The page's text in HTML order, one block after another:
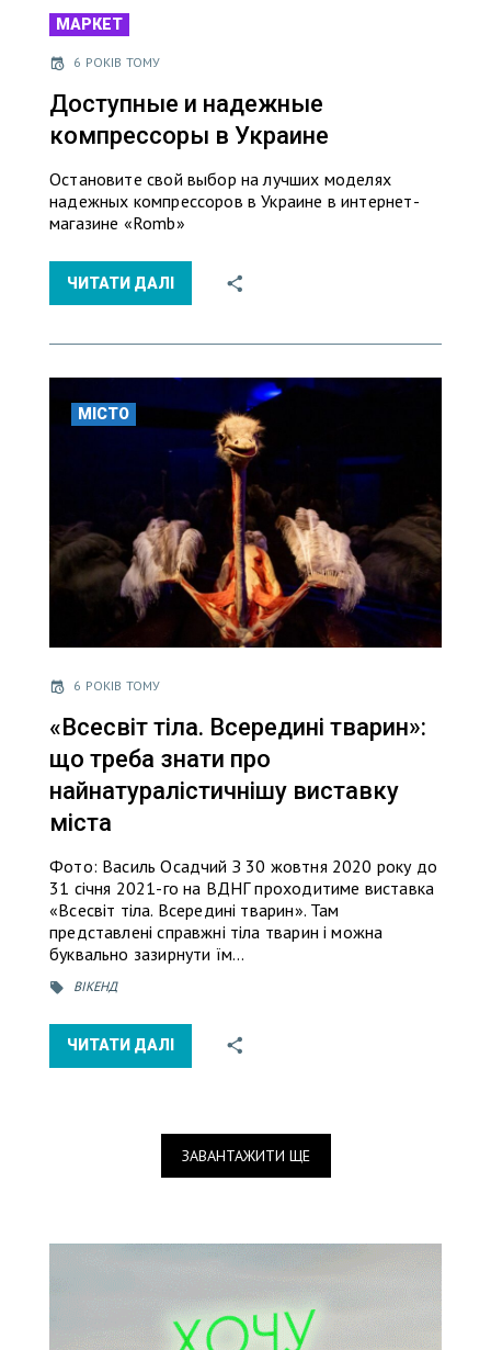
МАРКЕТ
6 РОКІВ ТОМУ
Доступные и надежные
компрессоры в Украине
Остановите свой выбор на лучших моделях
надежных компрессоров в Украине в интернет-
магазине «Romb»
ЧИТАТИ ДАЛІ
МІСТО
6 РОКІВ ТОМУ
«Всесвіт тіла. Всередині тварин»:
що треба знати про
найнатуралістичнішу виставку
міста
Фото: Василь Осадчий З 30 жовтня 2020 року до
31 січня 2021-го на ВДНГ проходитиме виставка
«Всесвіт тіла. Всередині тварин». Там
представлені справжні тіла тварин і можна
буквально зазирнути їм…
ВІКЕНД
ЧИТАТИ ДАЛІ
ЗАВАНТАЖИТИ ЩЕ